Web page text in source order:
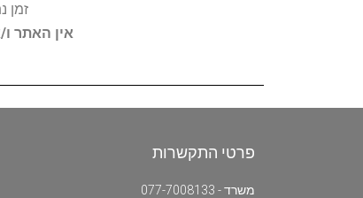
זמן
אין האתר
פרטי התקשרות
משרד - 077-7008133